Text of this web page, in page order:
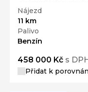
Nájezd
11 km
Palivo
Benzín
458 000 Kč s
Přidat k